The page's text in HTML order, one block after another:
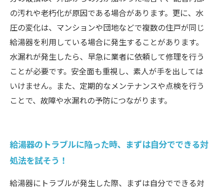
の汚れや老朽化が原因である場合があります。更に、水
圧の変化は、マンションや団地などで複数の住戸が同じ
給湯器を利用している場合に発生することがあります。
水漏れが発生したら、早急に業者に依頼して修理を行う
ことが必要です。安全面も重視し、素人が手を出しては
いけません。また、定期的なメンテナンスや点検を行う
ことで、故障や水漏れの予防につながります。
給湯器のトラブルに陥った時、まずは自分でできる対
処法を試そう！
給湯器にトラブルが発生した際、まずは自分でできる対